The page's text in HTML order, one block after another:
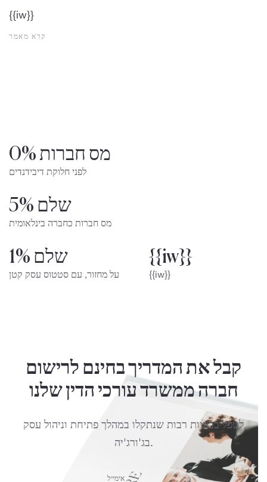
{{iw}}
קרא מאמר
0% מס חברות
לפני חלוקת דיבידנדים
שלם 5%
מס חברות כחברה בינלאומית
שלם 1%
על מחזור, עם סטטוס עסק קטן
{{iw}}
{{iw}}
קבל את המדריך בחינם לרישום
חברה ממשרד עורכי הדין שלנו
לטפל בבעיות רבות שנתקלו במהלך פתיחת וניהול עסק
בג'ורג'יה.
אימייל